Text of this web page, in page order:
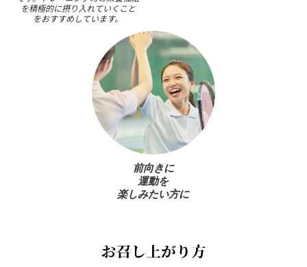
を積極的に摂り入れていくこと
をおすすめしています。
前向きに
運動を
楽しみたい方に